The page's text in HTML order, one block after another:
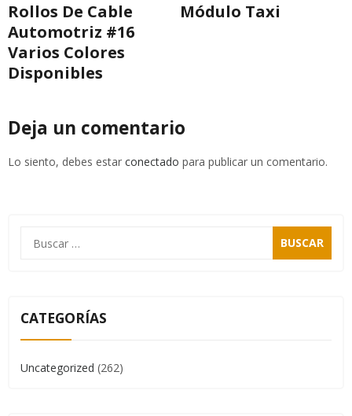
Rollos De Cable
Automotriz #16
Varios Colores
Disponibles
Módulo Taxi
Deja un comentario
Lo siento, debes estar conectado para publicar un comentario.
CATEGORÍAS
Uncategorized (262)